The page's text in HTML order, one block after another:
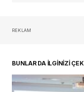
REKLAM
BUNLAR DA İLGİNİZİ